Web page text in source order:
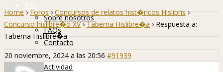
Info
Sobre nosotros
FAQs
Contacto
Hislibreños
Actividad
Home › Foros › Concursos de relatos hist�ricos Hislibris ›
Concurso hislibre�o XV › Taberna Hislibre�a › Respuesta a:
Taberna Hislibre�a
20 noviembre, 2024 a las 20:56 #91939